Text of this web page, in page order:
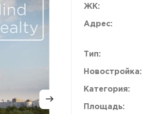
ЖК:
Адрес:
Тип:
Новостройка:
Категория:
Площадь: